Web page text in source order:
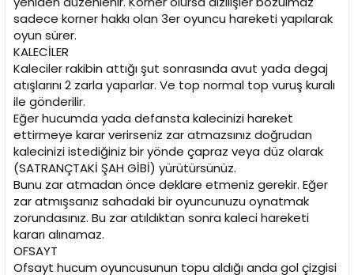
sadece korner hakkı olan 3er oyuncu hareketi yapılarak
oyun sürer.
KALECİLER
Kaleciler rakibin attığı şut sonrasında avut yada degaj
atışlarını 2 zarla yaparlar. Ve top normal top vuruş kuralı
ile gönderilir.
Eğer hucumda yada defansta kalecinizi hareket
ettirmeye karar verirseniz zar atmazsınız doğrudan
kalecinizi istediğiniz bir yönde çapraz veya düz olarak
(SATRANÇTAKİ ŞAH GİBİ) yürütürsünüz.
Bunu zar atmadan önce deklare etmeniz gerekir. Eğer
zar atmışsanız sahadaki bir oyuncunuzu oynatmak
zorundasınız. Bu zar atıldıktan sonra kaleci hareketi
kararı alınamaz.
OFSAYT
Ofsayt hucum oyuncusunun topu aldığı anda gol çizgisi